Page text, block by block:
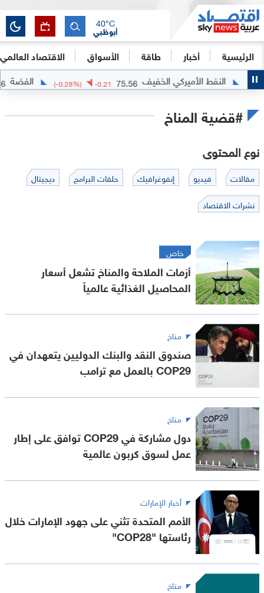
الرئيسية أخبار طاقة الأسواق الاقتصاد العالمي
أبوظبي
40°C
النفط الأميركي الخفيف 75.56
-0.21
(-0.28%) الفضة 62.3616
#قضية المناخ
نوع المحتوى
مقالات فيديو إنفوغرافيك حلقات البرامج
ديجيتال
نشرات الاقتصاد
خاص
أزمات الملاحة والمناخ تشعل أسعار
المحاصيل الغذائية عالمياً
مناخ
صندوق النقد والبنك الدوليين يتعهدان في
COP29 بالعمل مع ترامب
مناخ
دول مشاركة في COP29 توافق على إطار
عمل لسوق كربون عالمية
أخبار الإمارات
الأمم المتحدة تثني على جهود الإمارات خلال
رئاستها "COP28"
مناخ